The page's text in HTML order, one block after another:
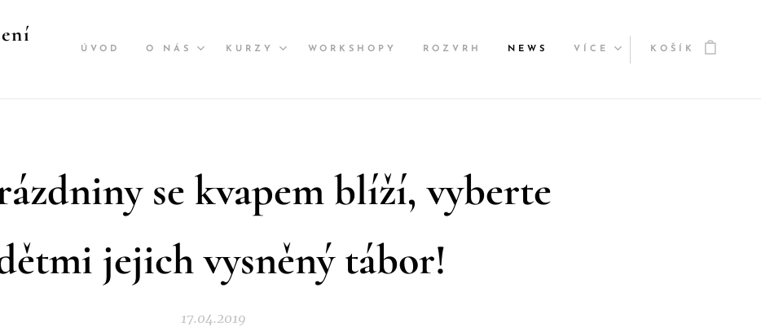
ÚVOD O NÁS KURZY WORKSHOPY ROZVRH NEWS VÍCE KOŠÍK
se kvapem blíží, vyberte
jejich vysněný tábor!
17.04.2019